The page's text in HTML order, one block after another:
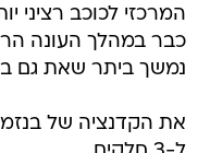
המרכזי לכוכב רציני
כבר במהלך העונה
נמשך ביתר שאת גם
את הקדנציה של